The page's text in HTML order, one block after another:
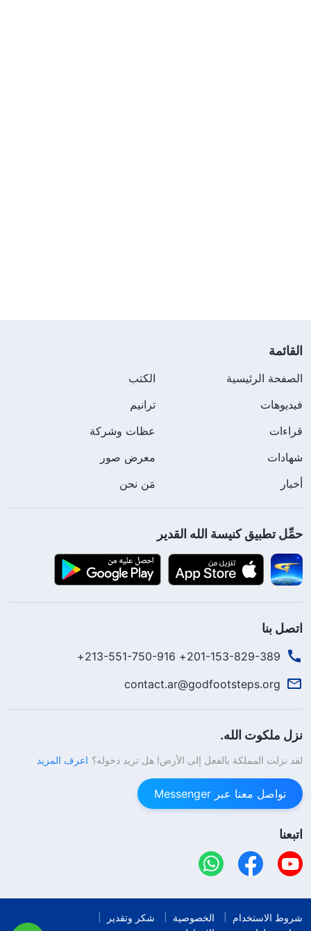
القائمة
الصفحة الرئيسية
الكتب
فيديوهات
ترانيم
قراءات
عظات وشركة
شهادات
معرض صور
أخبار
مَن نحن
حمِّل تطبيق كنيسة الله القدير
اتصل بنا
201-153-829-389+ 213-551-750-916+
contact.ar@godfootsteps.org
نزل ملكوت الله.
لقد نزلت المملكة بالفعل إلى الأرض! هل تريد دخوله؟ اعرف المزيد
تواصل معنا عبر Messenger
اتبعنا
شروط الاستخدام الخصوصية
شكر وتقدير